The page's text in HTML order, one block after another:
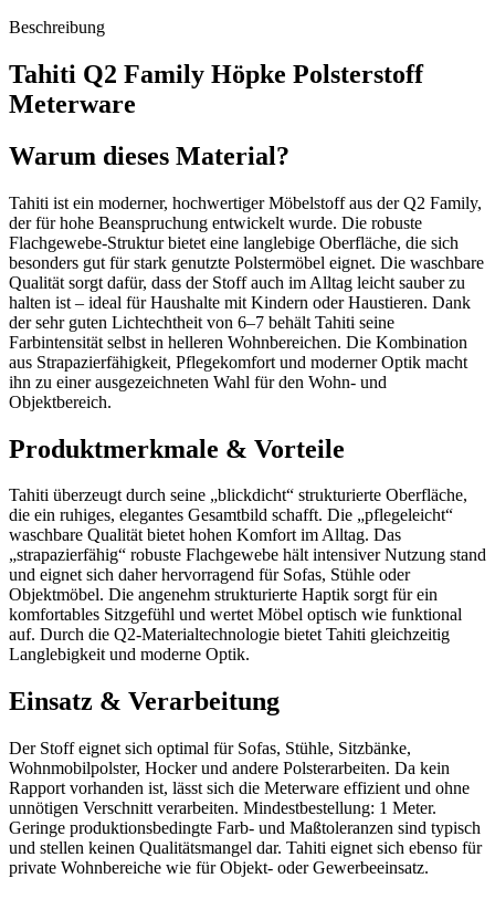
Beschreibung
Tahiti Q2 Family Höpke Polsterstoff
Meterware
Warum dieses Material?
Tahiti ist ein moderner, hochwertiger Möbelstoff aus der Q2 Family,
der für hohe Beanspruchung entwickelt wurde. Die robuste
Flachgewebe-Struktur bietet eine langlebige Oberfläche, die sich
besonders gut für stark genutzte Polstermöbel eignet. Die waschbare
Qualität sorgt dafür, dass der Stoff auch im Alltag leicht sauber zu
halten ist – ideal für Haushalte mit Kindern oder Haustieren. Dank
der sehr guten Lichtechtheit von 6–7 behält Tahiti seine
Farbintensität selbst in helleren Wohnbereichen. Die Kombination
aus Strapazierfähigkeit, Pflegekomfort und moderner Optik macht
ihn zu einer ausgezeichneten Wahl für den Wohn- und
Objektbereich.
Produktmerkmale & Vorteile
Tahiti überzeugt durch seine „blickdicht“ strukturierte Oberfläche,
die ein ruhiges, elegantes Gesamtbild schafft. Die „pflegeleicht“
waschbare Qualität bietet hohen Komfort im Alltag. Das
„strapazierfähig“ robuste Flachgewebe hält intensiver Nutzung stand
und eignet sich daher hervorragend für Sofas, Stühle oder
Objektmöbel. Die angenehm strukturierte Haptik sorgt für ein
komfortables Sitzgefühl und wertet Möbel optisch wie funktional
auf. Durch die Q2-Materialtechnologie bietet Tahiti gleichzeitig
Langlebigkeit und moderne Optik.
Einsatz & Verarbeitung
Der Stoff eignet sich optimal für Sofas, Stühle, Sitzbänke,
Wohnmobilpolster, Hocker und andere Polsterarbeiten. Da kein
Rapport vorhanden ist, lässt sich die Meterware effizient und ohne
unnötigen Verschnitt verarbeiten. Mindestbestellung: 1 Meter.
Geringe produktionsbedingte Farb- und Maßtoleranzen sind typisch
und stellen keinen Qualitätsmangel dar. Tahiti eignet sich ebenso für
private Wohnbereiche wie für Objekt- oder Gewerbeeinsatz.